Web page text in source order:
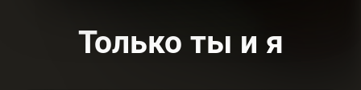
Только ты и я